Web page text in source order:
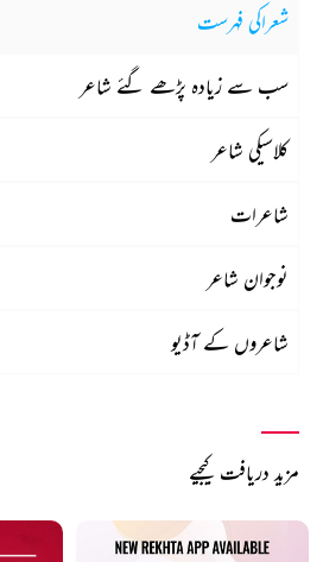
شعراکی فہرست
سب سے زیادہ پڑھے گئے شاعر
کلاسیکی شاعر
شاعرات
نوجوان شاعر
شاعروں کے آڈیو
مزید دریافت کیجیے